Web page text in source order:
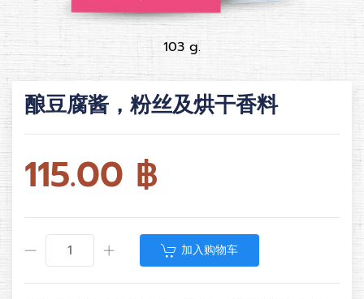
103 g.
酿豆腐酱，粉丝及烘干香料
115.00 ฿
加入购物车